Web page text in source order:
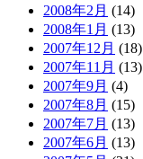
2008年2月 (14)
2008年1月 (13)
2007年12月 (18)
2007年11月 (13)
2007年9月 (4)
2007年8月 (15)
2007年7月 (13)
2007年6月 (13)